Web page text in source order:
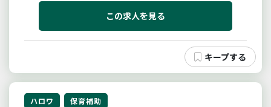
し
この求人を見る
ハロワ 保育補助